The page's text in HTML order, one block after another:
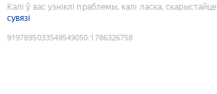
Калі ў вас узніклі праблемы, калі ласка, скарыстайце
сувязі
9197895033549549050:1786326758